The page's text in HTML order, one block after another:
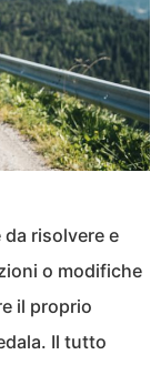
risolvere e
o modifiche
il proprio
Il tutto